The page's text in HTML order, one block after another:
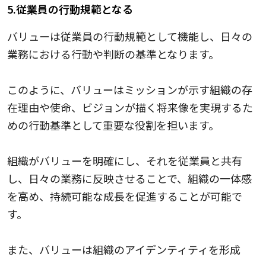
5.従業員の行動規範となる
バリューは従業員の行動規範として機能し、日々の
業務における行動や判断の基準となります。
このように、バリューはミッションが示す組織の存
在理由や使命、ビジョンが描く将来像を実現するた
めの行動基準として重要な役割を担います。
組織がバリューを明確にし、それを従業員と共有
し、日々の業務に反映させることで、組織の一体感
を高め、持続可能な成長を促進することが可能で
す。
また、バリューは組織のアイデンティティを形成